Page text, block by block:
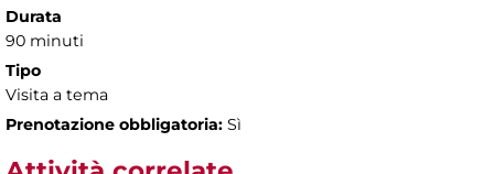
Durata
90 minuti
Tipo
Visita a tema
Prenotazione obbligatoria: Sì